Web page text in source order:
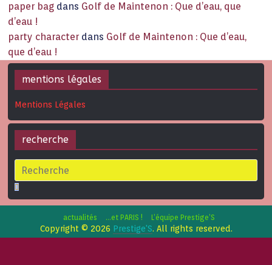
paper bag dans Golf de Maintenon : Que d’eau, que
d’eau !
party character dans Golf de Maintenon : Que d’eau,
que d’eau !
mentions légales
Mentions Légales
recherche
actualités …et PARIS ! L’équipe Prestige’S
Copyright © 2026 Prestige'S. All rights reserved.